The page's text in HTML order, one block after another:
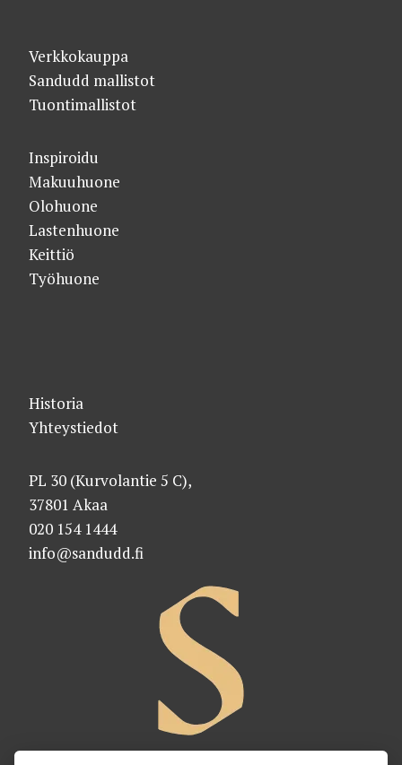
Verkkokauppa
Sandudd mallistot
Tuontimallistot
Inspiroidu
Makuuhuone
Olohuone
Lastenhuone
Keittiö
Työhuone
Historia
Yhteystiedot
PL 30 (Kurvolantie 5 C),
37801 Akaa
020 154 1444
info@sandudd.fi